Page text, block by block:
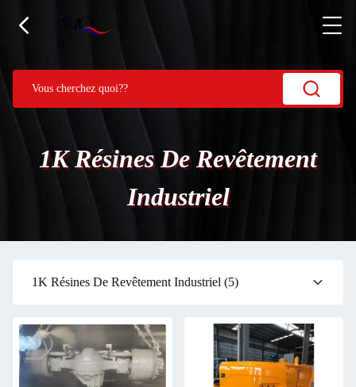
1K Résines De Revêtement
Industriel
1K Résines De Revêtement Industriel (5)